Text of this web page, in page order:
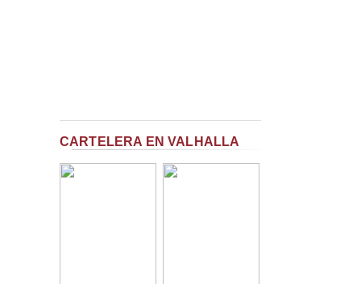
CARTELERA EN VALHALLA